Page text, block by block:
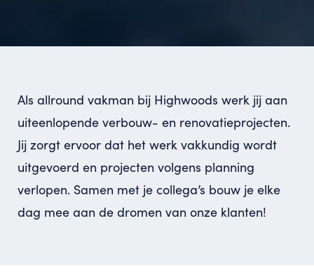
Als allround vakman bij Highwoods werk jij aan
uiteenlopende verbouw- en renovatieprojecten.
Jij zorgt ervoor dat het werk vakkundig wordt
uitgevoerd en projecten volgens planning
verlopen. Samen met je collega’s bouw je elke
dag mee aan de dromen van onze klanten!